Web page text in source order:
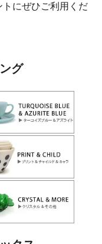
トにぜひご利用くだ
グ